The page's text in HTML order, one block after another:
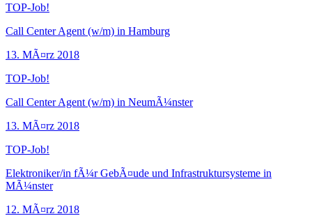
TOP-Job!
Call Center Agent (w/m) in Hamburg
13. MÃ¤rz 2018
TOP-Job!
Call Center Agent (w/m) in NeumÃ¼nster
13. MÃ¤rz 2018
TOP-Job!
Elektroniker/in fÃ¼r GebÃ¤ude und Infrastruktursysteme in
MÃ¼nster
12. MÃ¤rz 2018